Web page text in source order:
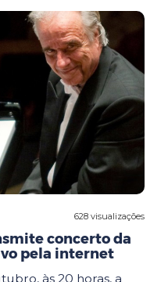
628 visualizações
concerto da
pela internet
às 20 horas, a